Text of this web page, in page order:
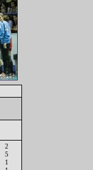
2
5
1